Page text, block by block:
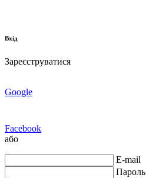
Вхід
Зареєструватися
Google
Facebook
або
E-mail
Пароль